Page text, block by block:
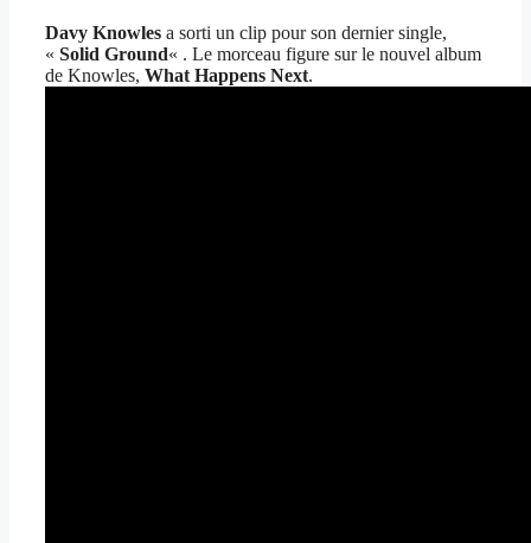
Davy Knowles a sorti un clip pour son dernier single,
« Solid Ground« . Le morceau figure sur le nouvel album
de Knowles, What Happens Next.